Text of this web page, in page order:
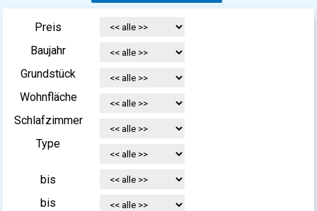
Preis
Baujahr
Grundstück
Wohnfläche
Schlafzimmer
Type
bis
bis